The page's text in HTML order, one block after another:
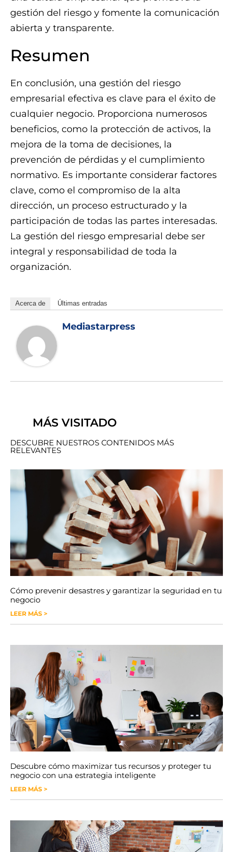
gestión del riesgo y fomente la comunicación
abierta y transparente.
Resumen
En conclusión, una gestión del riesgo
empresarial efectiva es clave para el éxito de
cualquier negocio. Proporciona numerosos
beneficios, como la protección de activos, la
mejora de la toma de decisiones, la
prevención de pérdidas y el cumplimiento
normativo. Es importante considerar factores
clave, como el compromiso de la alta
dirección, un proceso estructurado y la
participación de todas las partes interesadas.
La gestión del riesgo empresarial debe ser
integral y responsabilidad de toda la
organización.
Acerca de Últimas entradas
Mediastarpress
MÁS VISITADO
DESCUBRE NUESTROS CONTENIDOS MÁS
RELEVANTES
Cómo prevenir desastres y garantizar la seguridad en tu
negocio
LEER MÁS >
Descubre cómo maximizar tus recursos y proteger tu
negocio con una estrategia inteligente
LEER MÁS >